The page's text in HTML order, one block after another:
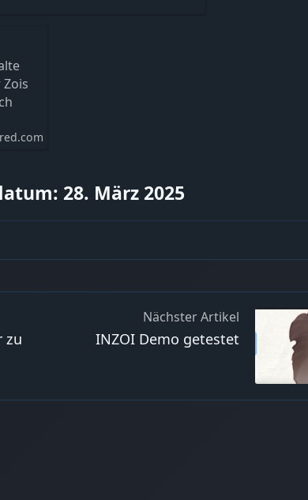
28. März 2025
zu
Nächster Artikel
INZOI Demo getestet